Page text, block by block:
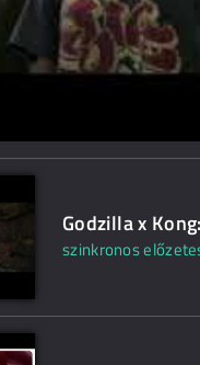
Godzilla x
szinkronos